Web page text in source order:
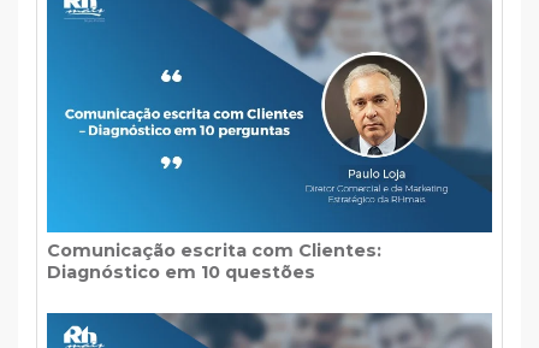
Comunicação escrita com Clientes:
Diagnóstico em 10 questões